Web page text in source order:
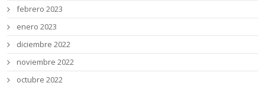
febrero 2023
enero 2023
diciembre 2022
noviembre 2022
octubre 2022